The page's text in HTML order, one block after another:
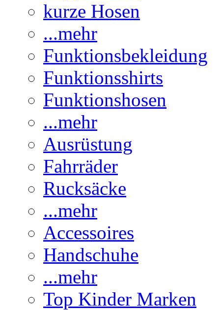
kurze Hosen
...mehr
Funktionsbekleidung
Funktionsshirts
Funktionshosen
...mehr
Ausrüstung
Fahrräder
Rucksäcke
...mehr
Accessoires
Handschuhe
...mehr
Top Kinder Marken